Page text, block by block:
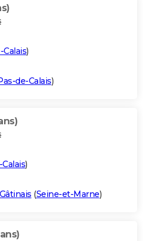
Calais)
de-Calais)
)
(Seine-et-Marne)